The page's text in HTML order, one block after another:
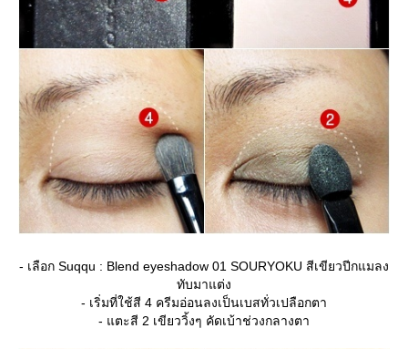
- เลือก Suqqu : Blend eyeshadow 01 SOURYOKU สีเขียวปีกแมลง
ทับมาแต่ง
- เริ่มที่ใช้สี 4 ครีมอ่อนลงเป็นเบสทั่วเปลือกตา
- แตะสี 2 เขียววิ้งๆ คัดเบ้าช่วงกลางตา